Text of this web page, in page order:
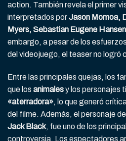
action. También revela el primer
interpretados porJason Momoa,
Myers, Sebastian Eugene Hansen
embargo, a pesar de los
del videojuego, el teaser no logró
Entre las principales quejas, los
que los animalesy los personajes
«aterradora», lo que generó
del filme. Además, el personaje de
Jack Black, fue uno de los
controversia. Los espectadores